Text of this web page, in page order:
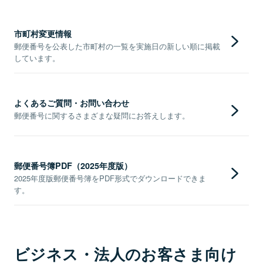
市町村変更情報
郵便番号を公表した市町村の一覧を実施日の新しい順に掲載
しています。
よくあるご質問・お問い合わせ
郵便番号に関するさまざまな疑問にお答えします。
郵便番号簿PDF（2025年度版）
2025年度版郵便番号簿をPDF形式でダウンロードできま
す。
ビジネス・法人のお客さま向け